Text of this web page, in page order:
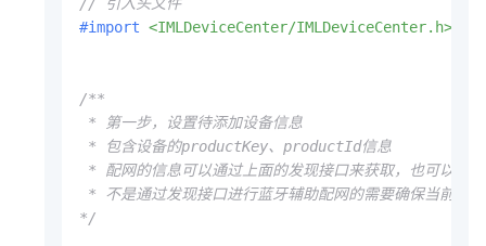
#import <IMLDeviceCenter/IMLDeviceCenter.h>
/**
* 第一步，设置待添加设备信息
* 包含设备的productKey、productId信息
* 配网的信息可以通过上面的发现接口来获取，也可以直
* 不是通过发现接口进行蓝牙辅助配网的需要确保当前确
*/